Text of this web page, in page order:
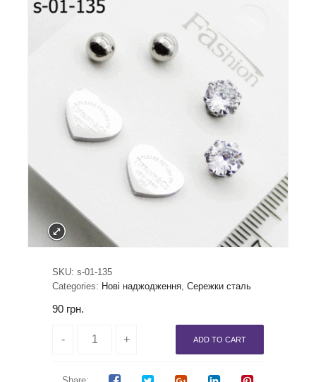
SKU: s-01-135
Categories: Нові наджодження, Сережки сталь
90 грн.
ADD TO CART